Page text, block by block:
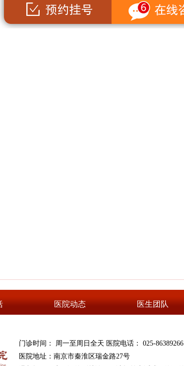
医院动态 医生团队
门诊时间： 周一至周日全天 医院电话： 025-86389266
医院地址：南京市秦淮区瑞金路27号